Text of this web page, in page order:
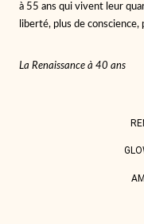
à 55 ans qui vivent leur
liberté, plus de conscience,
La Renaissance à 40 ans